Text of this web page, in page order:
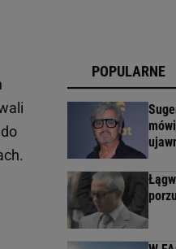
POPULARNE